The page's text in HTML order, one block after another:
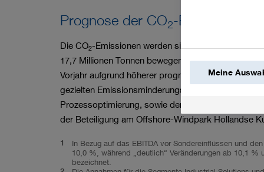
Prognose der CO2-Emissionen
Die CO2-Emissionen werden sich im Jahr 2025
17,7 Millionen Tonnen bewegen (2024: 17,0
Vorjahr aufgrund höherer prognostizierter
gezielten Emissionsminderungsmaßnahmen, wie
Prozessoptimierung, sowie der weiteren
der Beteiligung am Offshore-Windpark Hollandse
1
In Bezug auf das EBITDA vor Sondereinflüssen und
10,0 %, während „deutlich“ Veränderungen ab 10,1 %
bezeichnet.
Meine